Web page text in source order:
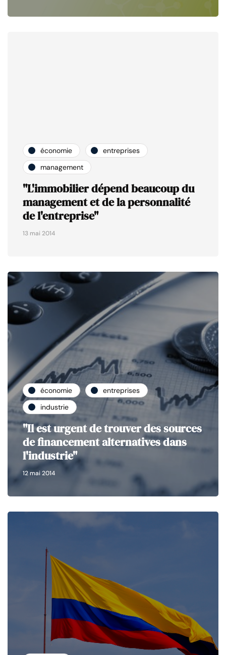
économie
entreprises
management
"L'immobilier dépend beaucoup du
management et de la personnalité
de l'entreprise"
13 mai 2014
économie
entreprises
industrie
"Il est urgent de trouver des sources
de financement alternatives dans
l'industrie"
12 mai 2014